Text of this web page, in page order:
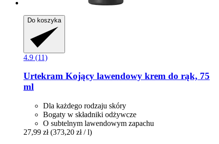
Do koszyka
4.9 (11)
Urtekram Kojący lawendowy krem do rąk, 75
ml
Dla każdego rodzaju skóry
Bogaty w składniki odżywcze
O subtelnym lawendowym zapachu
27,99 zł (373,20 zł / l)